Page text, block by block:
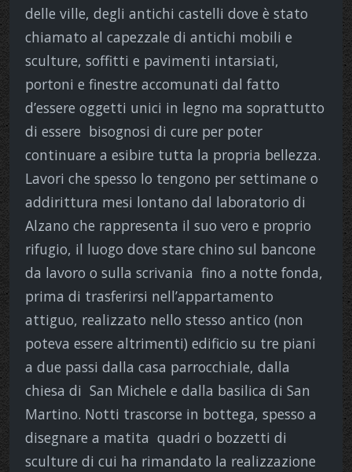
delle ville, degli antichi castelli dove è stato
chiamato al capezzale di antichi mobili e
sculture, soffitti e pavimenti intarsiati,
portoni e finestre accomunati dal fatto
d’essere oggetti unici in legno ma soprattutto
di essere bisognosi di cure per poter
continuare a esibire tutta la propria bellezza.
Lavori che spesso lo tengono per settimane o
addirittura mesi lontano dal laboratorio di
Alzano che rappresenta il suo vero e proprio
rifugio, il luogo dove stare chino sul bancone
da lavoro o sulla scrivania fino a notte fonda,
prima di trasferirsi nell’appartamento
attiguo, realizzato nello stesso antico (non
poteva essere altrimenti) edificio su tre piani
a due passi dalla casa parrocchiale, dalla
chiesa di San Michele e dalla basilica di San
Martino. Notti trascorse in bottega, spesso a
disegnare a matita quadri o bozzetti di
sculture di cui ha rimandato la realizzazione